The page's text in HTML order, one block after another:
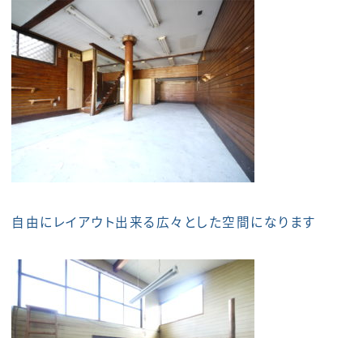
自由にレイアウト出来る広々とした空間になります